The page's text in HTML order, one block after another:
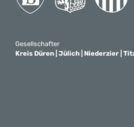
Gesellschafter
Kreis Düren | Jülich | Niederzier |